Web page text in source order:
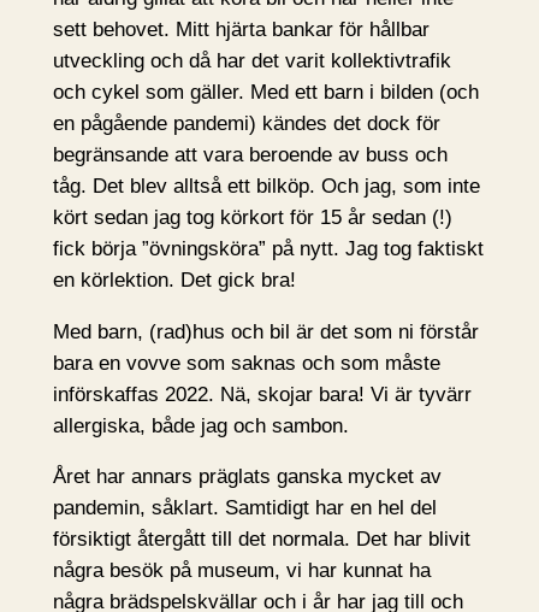
sett behovet. Mitt hjärta bankar för hållbar
utveckling och då har det varit kollektivtrafik
och cykel som gäller. Med ett barn i bilden (och
en pågående pandemi) kändes det dock för
begränsande att vara beroende av buss och
tåg. Det blev alltså ett bilköp. Och jag, som inte
kört sedan jag tog körkort för 15 år sedan (!)
fick börja ”övningsköra” på nytt. Jag tog faktiskt
en körlektion. Det gick bra!
Med barn, (rad)hus och bil är det som ni förstår
bara en vovve som saknas och som måste
införskaffas 2022. Nä, skojar bara! Vi är tyvärr
allergiska, både jag och sambon.
Året har annars präglats ganska mycket av
pandemin, såklart. Samtidigt har en hel del
försiktigt återgått till det normala. Det har blivit
några besök på museum, vi har kunnat ha
några brädspelskvällar och i år har jag till och